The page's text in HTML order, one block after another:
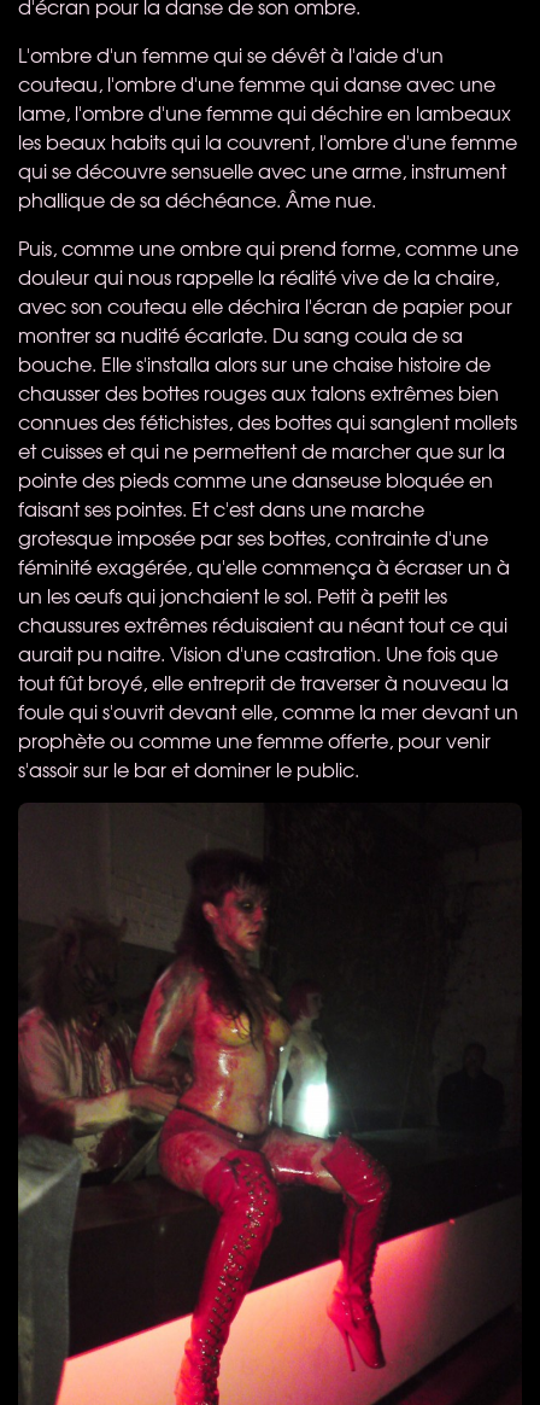
d'écran pour la danse de son ombre.
L'ombre d'un femme qui se dévêt à l'aide d'un
couteau, l'ombre d'une femme qui danse avec une
lame, l'ombre d'une femme qui déchire en lambeaux
les beaux habits qui la couvrent, l'ombre d'une femme
qui se découvre sensuelle avec une arme, instrument
phallique de sa déchéance. Âme nue.
Puis, comme une ombre qui prend forme, comme une
douleur qui nous rappelle la réalité vive de la chaire,
avec son couteau elle déchira l'écran de papier pour
montrer sa nudité écarlate. Du sang coula de sa
bouche. Elle s'installa alors sur une chaise histoire de
chausser des bottes rouges aux talons extrêmes bien
connues des fétichistes, des bottes qui sanglent mollets
et cuisses et qui ne permettent de marcher que sur la
pointe des pieds comme une danseuse bloquée en
faisant ses pointes. Et c'est dans une marche
grotesque imposée par ses bottes, contrainte d'une
féminité exagérée, qu'elle commença à écraser un à
un les œufs qui jonchaient le sol. Petit à petit les
chaussures extrêmes réduisaient au néant tout ce qui
aurait pu naitre. Vision d'une castration. Une fois que
tout fût broyé, elle entreprit de traverser à nouveau la
foule qui s'ouvrit devant elle, comme la mer devant un
prophète ou comme une femme offerte, pour venir
s'assoir sur le bar et dominer le public.